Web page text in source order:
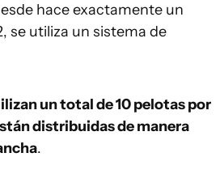
hace exactamente un
se utiliza un sistema de
un total de 10 pelotas por
distribuidas de manera
.